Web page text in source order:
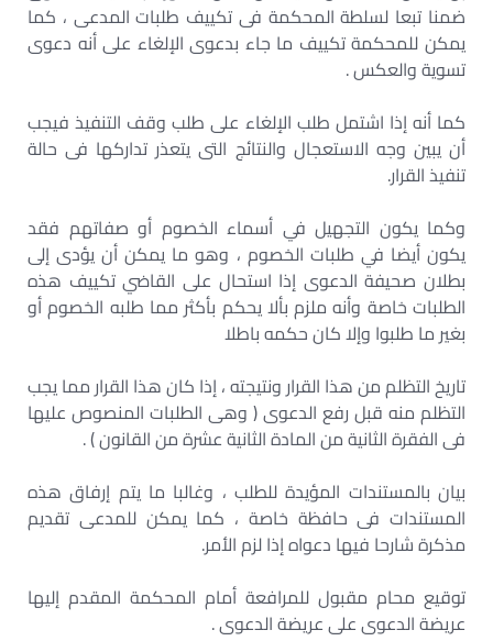
ضمنا تبعا لسلطة المحكمة فى تكييف طلبات المدعى ، كما
يمكن للمحكمة تكييف ما جاء بدعوى الإلغاء على أنه دعوى
تسوية والعكس .
كما أنه إذا اشتمل طلب الإلغاء على طلب وقف التنفيذ فيجب
أن يبين وجه الاستعجال والنتائج التى يتعذر تداركها فى حالة
تنفيذ القرار.
وكما يكون التجهيل في أسماء الخصوم أو صفاتهم فقد
يكون أيضا في طلبات الخصوم ، وهو ما يمكن أن يؤدى إلى
بطلان صحيفة الدعوى إذا استحال على القاضي تكييف هذه
الطلبات خاصة وأنه ملزم بألا يحكم بأكثر مما طلبه الخصوم أو
بغير ما طلبوا وإلا كان حكمه باطلا
تاريخ التظلم من هذا القرار ونتيجته ، إذا كان هذا القرار مما يجب
التظلم منه قبل رفع الدعوى ( وهى الطلبات المنصوص عليها
فى الفقرة الثانية من المادة الثانية عشرة من القانون ) .
بيان بالمستندات المؤيدة للطلب ، وغالبا ما يتم إرفاق هذه
المستندات فى حافظة خاصة ، كما يمكن للمدعى تقديم
مذكرة شارحا فيها دعواه إذا لزم الأمر.
توقيع محام مقبول للمرافعة أمام المحكمة المقدم إليها
عريضة الدعوى على عريضة الدعوى .